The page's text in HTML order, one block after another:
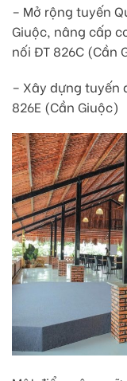
– Mở rộng tuyến
Giuộc, nâng cấp
nối ĐT 826C (Cần
– Xây dựng tuyến
826E (Cần Giuộc)